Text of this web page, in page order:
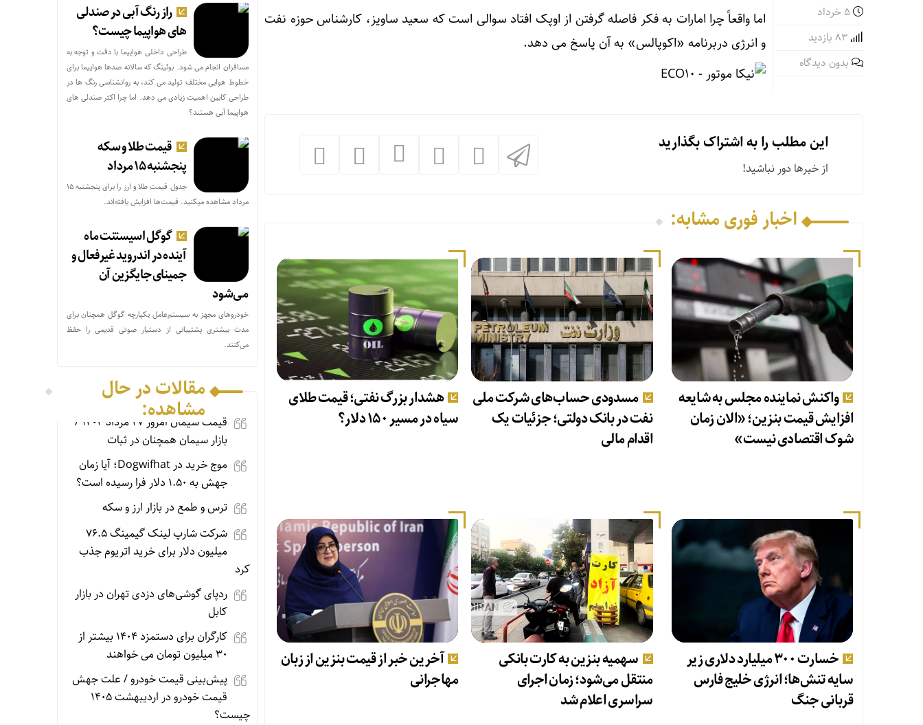
بدون دیدگاه
اما واقعاً چرا امارات به فکر فاصله گرفتن از اوپک افتاد سوالی است که سعید ساویز، کارشناس حوزه نفت
و انرژی دربرنامه «اکوپالس» به آن پاسخ می دهد.
این مطلب را به اشتراک بگذارید
از خبرها دور نباشید!
اخبار فوری مشابه:
واکنش نماینده مجلس به شایعه
افزایش قیمت بنزین؛ «الان زمان
شوک اقتصادی نیست»
مسدودی حساب‌های شرکت ملی
نفت در بانک دولتی؛ جزئیات یک
اقدام مالی
هشدار بزرگ نفتی؛ قیمت طلای
سیاه در مسیر ۱۵۰ دلار؟
خسارت ۳۰۰ میلیارد دلاری زیر
سایه تنش‌ها؛ انرژی خلیج فارس
قربانی جنگ
سهمیه بنزین به کارت بانکی
منتقل می‌شود؛ زمان اجرای
سراسری اعلام شد
آخرین خبر از قیمت بنزین از زبان
مهاجرانی
راز رنگ آبی در صندلی
های هواپیما چیست؟
طراحی داخلی هواپیما با دقت و توجه به
مسافران انجام می شود. بوئینگ که سالانه صدها هواپیما برای
خطوط هوایی مختلف تولید می کند، به روانشناسی رنگ ها در
طراحی کابین اهمیت زیادی می دهد. اما چرا اکثر صندلی های
هواپیما آبی هستند؟
قیمت طلا و سکه
پنجشنبه ۱۵ مرداد
جدول قیمت طلا و ارز را برای پنجشنبه ۱۵
مرداد مشاهده میکنید. قیمت‌ها افزایش یافته‌اند.
گوگل اسیستنت ماه
آینده در اندروید غیرفعال و
جمینای جایگزین آن
می‌شود
خودروهای مجهز به سیستم‌عامل یکپارچه گوگل همچنان برای
مدت بیشتری پشتیبانی از دستیار صوتی قدیمی را حفظ
می‌کنند.
مقالات در حال
مشاهده:
قیمت سیمان امروز ۲۷ مرداد ۱۴۰۴ /
بازار سیمان همچنان در ثبات
موج خرید در Dogwifhat؛ آیا زمان
جهش به ۱.۵۰ دلار فرا رسیده است؟
ترس و طمع در بازار ارز و سکه
شرکت شارپ لینک گیمینگ ۷۶.۵
میلیون دلار برای خرید اتریوم جذب
کرد
ردپای گوشی‌های دزدی تهران در بازار
کابل
کارگران برای دستمزد ۱۴۰۴ بیشتر از
۳۰ میلیون تومان می خواهند
پیش‌بینی قیمت خودرو / علت جهش
قیمت خودرو در اردیبهشت ۱۴۰۵
چیست؟